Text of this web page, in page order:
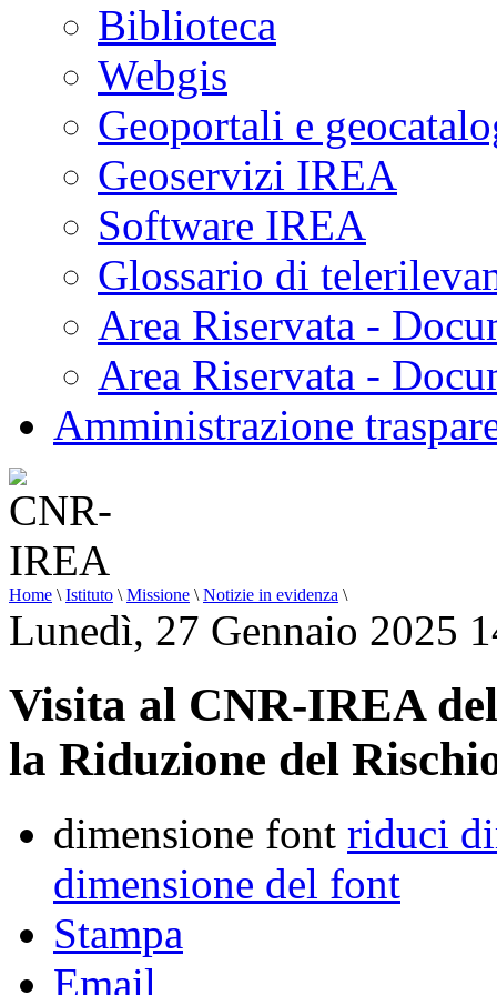
Biblioteca
Webgis
Geoportali e
Geoservizi IREA
Software IREA
Glossario di
Area Riservata -
Area Riservata -
Amministrazione
Home \ Istituto \ Missione \ Notizie in evidenza \
Lunedì, 27 Gennaio 2025
Visita al CNR-IREA
la Riduzione del
dimensione font riduci
dimensione del font
Stampa
Email